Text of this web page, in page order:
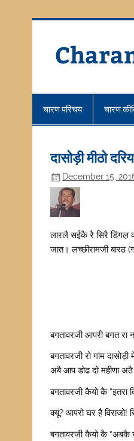
चारण परिचय चारण
दासोड़ी मीठो
December 15,
लारलै सईकै रै सिरै डिंगल़
जात। लच्छीरामजी बारठ
बगतावरजी आपरी बगत रा
बगतावरजी रो गांम
अबै आप डोढ दो महीणा अठै
बगतावरजी कैयो कै “इतरा
क्यूं? आपरो घर है विराजो!
बगतावरजी कैयो कै “अबकै